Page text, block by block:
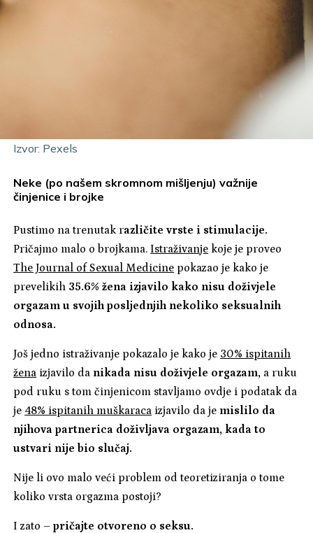
Izvor: Pexels
Neke (po našem skromnom mišljenju) važnije
činjenice i brojke
Pustimo na trenutak različite vrste i stimulacije.
Pričajmo malo o brojkama. Istraživanje koje je proveo
The Journal of Sexual Medicine pokazao je kako je
prevelikih 35.6% žena izjavilo kako nisu doživjele
orgazam u svojih posljednjih nekoliko seksualnih
odnosa.
Još jedno istraživanje pokazalo je kako je 30% ispitanih
žena izjavilo da nikada nisu doživjele orgazam, a ruku
pod ruku s tom činjenicom stavljamo ovdje i podatak da
je 48% ispitanih muškaraca izjavilo da je mislilo da
njihova partnerica doživljava orgazam, kada to
ustvari nije bio slučaj.
Nije li ovo malo veći problem od teoretiziranja o tome
koliko vrsta orgazma postoji?
I zato –pričajte otvoreno o seksu.